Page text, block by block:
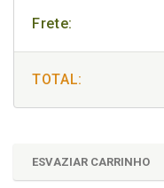
Frete:
TOTAL:
ESVAZIAR CARRINHO